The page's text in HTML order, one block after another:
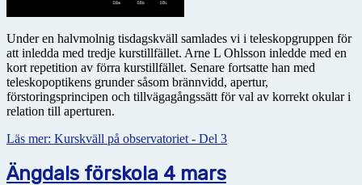
Under en halvmolnig tisdagskväll samlades vi i teleskopgruppen för
att inledda med tredje kurstillfället. Arne L Ohlsson inledde med en
kort repetition av förra kurstillfället. Senare fortsatte han med
teleskopoptikens grunder såsom brännvidd, apertur,
förstoringsprincipen och tillvägagångssätt för val av korrekt okular i
relation till aperturen.
Läs mer: Kurskväll på observatoriet - Del 3
Ängdals förskola 4 mars